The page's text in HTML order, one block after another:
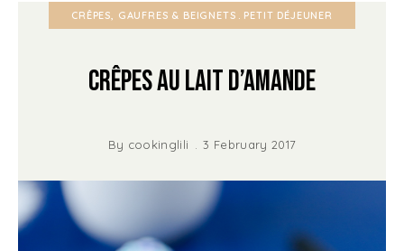
CRÊPES, GAUFRES & BEIGNETS PETIT DÉJEUNER
Crêpes au lait d’Amande
By cookinglili 3 February 2017